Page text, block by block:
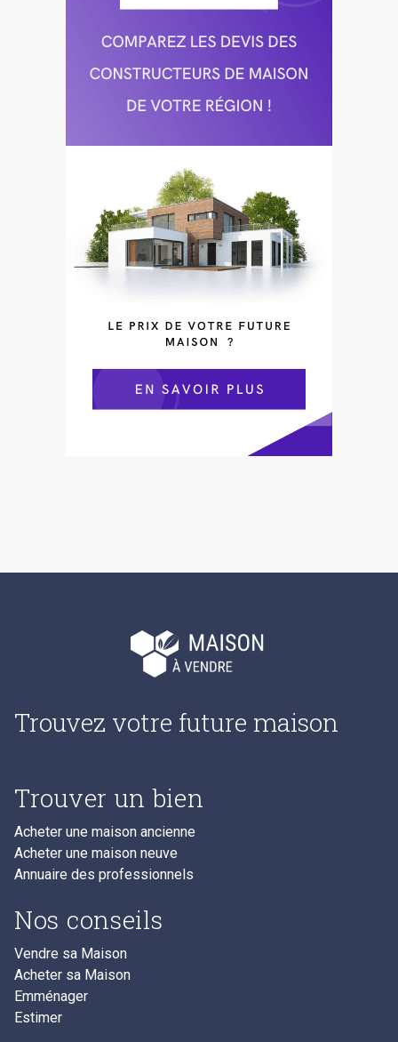
Trouvez votre future maison
Trouver un bien
Acheter une maison ancienne
Acheter une maison neuve
Annuaire des professionnels
Nos conseils
Vendre sa Maison
Acheter sa Maison
Emménager
Estimer